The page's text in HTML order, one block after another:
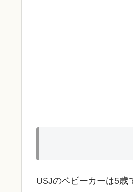
USJのベビーカーは5歳